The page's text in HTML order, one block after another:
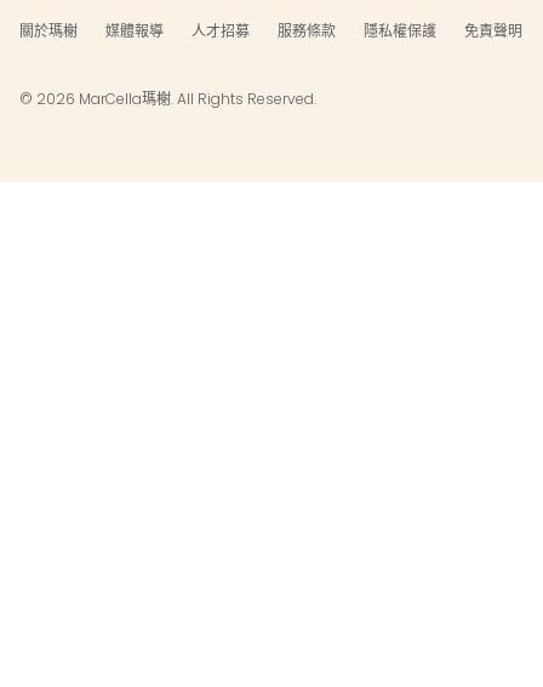
關於瑪榭 媒體報導 人才招募 服務條款 隱私權保護 免責聲明
© 2026 MarCella瑪榭. All Rights Reserved.